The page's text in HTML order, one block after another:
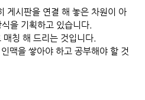
게시판을 연결 해 놓은 차원이 아
을 기획하고 있습니다.
칭 해 드리는 것입니다.
맥을 쌓아야 하고 공부해야 할 것